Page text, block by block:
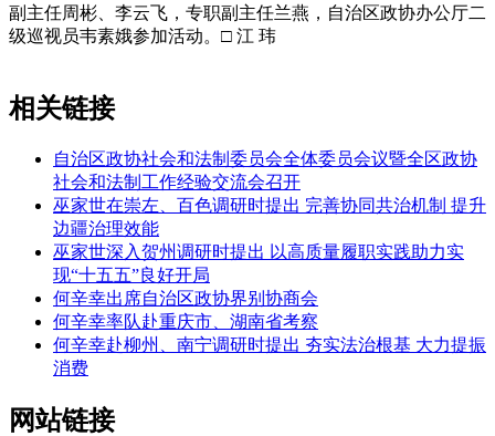
副主任周彬、李云飞，专职副主任兰燕，自治区政协办公厅二
级巡视员韦素娥参加活动。□ 江 玮
相关链接
自治区政协社会和法制委员会全体委员会议暨全区政协
社会和法制工作经验交流会召开
巫家世在崇左、百色调研时提出 完善协同共治机制 提升
边疆治理效能
巫家世深入贺州调研时提出 以高质量履职实践助力实
现“十五五”良好开局
何辛幸出席自治区政协界别协商会
何辛幸率队赴重庆市、湖南省考察
何辛幸赴柳州、南宁调研时提出 夯实法治根基 大力提振
消费
网站链接